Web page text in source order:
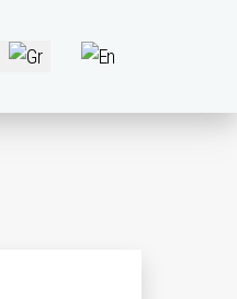
Επιλέξτε τη γλώσσα σας